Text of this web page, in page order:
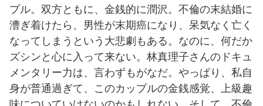
プル。双方ともに、金銭的に潤沢。不倫の末結婚に
漕ぎ着けたら、男性が末期癌になり、呆気なく亡く
なってしまうという大悲劇もある。なのに、何だか
ズシンと心に入って来ない。林真理子さんのドキュ
メンタリー力は、言わずもがなだ。やっぱり、私自
身が普通過ぎて、このカップルの金銭感覚、上級趣